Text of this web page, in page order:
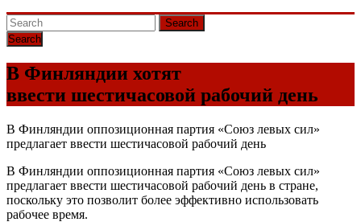
Search
В Финляндии хотят
ввести шестичасовой рабочий день
В Финляндии оппозиционная партия «Союз левых сил»
предлагает ввести шестичасовой рабочий день
В Финляндии оппозиционная партия «Союз левых сил»
предлагает ввести шестичасовой рабочий день в стране,
поскольку это позволит более эффективно использовать
рабочее время.